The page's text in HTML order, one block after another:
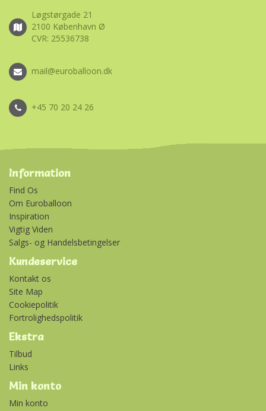
Løgstørgade 21
2100 København Ø
CVR: 25536738
mail@euroballoon.dk
+45 70 20 24 26
Information
Find Os
Om Euroballoon
Inspiration
Vigtig Viden
Salgs- og Handelsbetingelser
Kundeservice
Kontakt os
Site Map
Cookiepolitik
Fortrolighedspolitik
Ekstra
Tilbud
Links
Min konto
Min konto